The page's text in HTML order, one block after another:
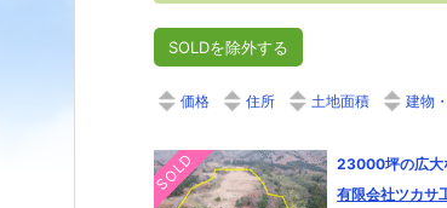
SOLDを除外する
価格 住所 土地面積 建物
SOLD
23000坪の広
有限会社ツカサ